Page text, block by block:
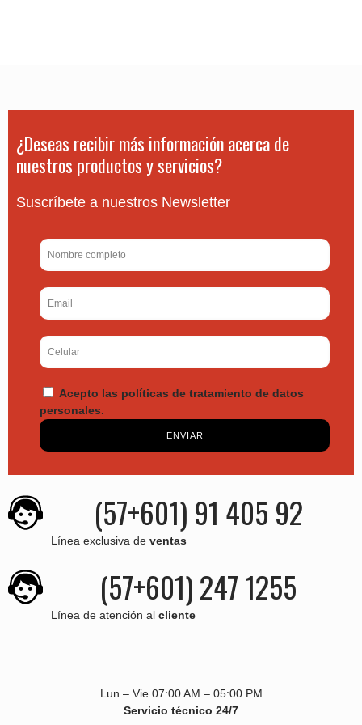
¿Deseas recibir más información acerca de
nuestros productos y servicios?
Suscríbete a nuestros Newsletter
Acepto las políticas de tratamiento de datos
personales.
ENVIAR
(57+601) 91 405 92
Línea exclusiva de ventas
(57+601) 247 1255
Línea de atención al cliente
Lun – Vie 07:00 AM – 05:00 PM
Servicio técnico 24/7